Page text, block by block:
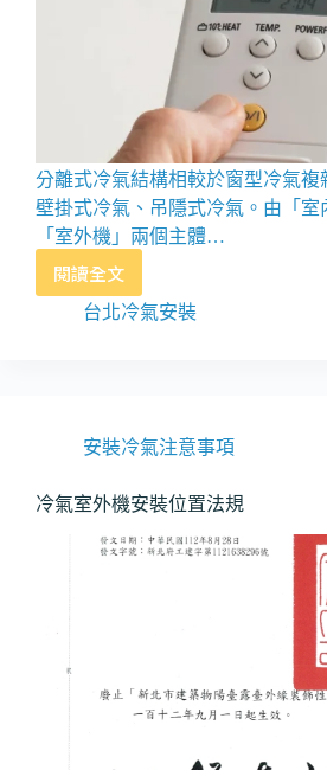
分離式冷氣結構相較於窗型冷氣複
壁掛式冷氣、吊隱式冷氣。由「室
「室外機」兩個主體…
閱讀全文
分
離
紹
台北冷氣安裝
安裝冷氣注意事項
冷氣室外機安裝位置法規